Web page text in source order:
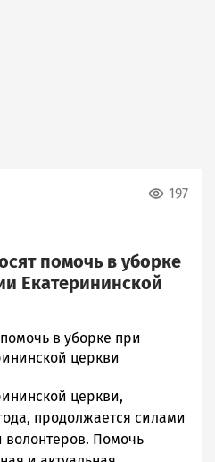
197
помочь в уборке
Екатерининской
в уборке при
церкви
церкви,
продолжается силами
Помочь